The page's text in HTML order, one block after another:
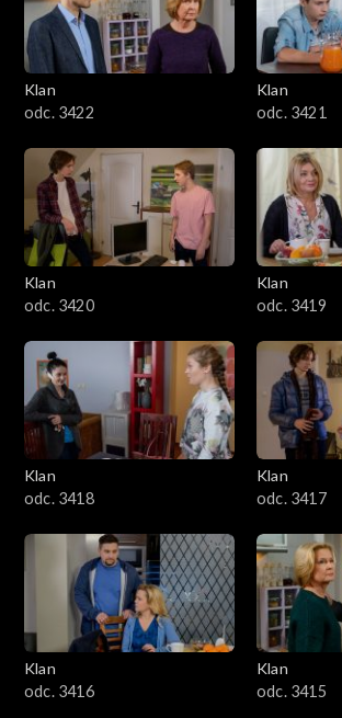
Klan
odc. 3422
Klan
odc. 3421
Klan
odc. 3420
Klan
odc. 3419
Klan
odc. 3418
Klan
odc. 3417
Klan
odc. 3416
Klan
odc. 3415